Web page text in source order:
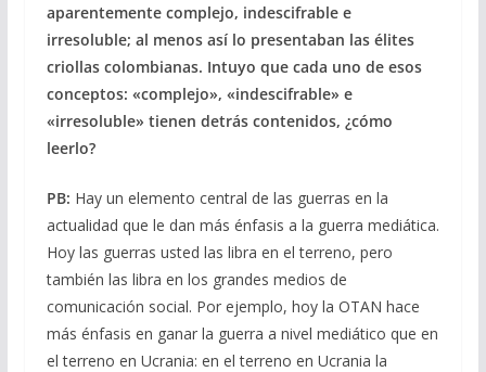
aparentemente complejo, indescifrable e
irresoluble; al menos así lo presentaban las élites
criollas colombianas. Intuyo que cada uno de esos
conceptos: «complejo», «indescifrable» e
«irresoluble» tienen detrás contenidos, ¿cómo
leerlo?
PB: Hay un elemento central de las guerras en la
actualidad que le dan más énfasis a la guerra mediática.
Hoy las guerras usted las libra en el terreno, pero
también las libra en los grandes medios de
comunicación social. Por ejemplo, hoy la OTAN hace
más énfasis en ganar la guerra a nivel mediático que en
el terreno en Ucrania: en el terreno en Ucrania la